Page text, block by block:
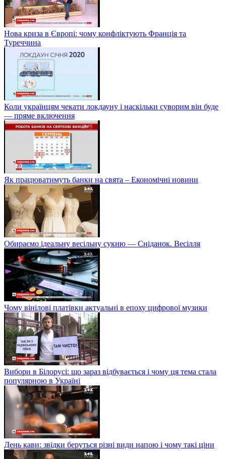
Нова криза в Європі: чому конфліктують Франція та
Туреччина
Коли українцям чекати локдауну і наскільки суворим він буде
— пряме включення
Як працюватимуть банки на свята – Економічні новини
Обираємо ідеальну весільну сукню — Сніданок. Весілля
Чому вінілові платівки актуальні в епоху цифрової музики
Вибори в Білорусі: що зараз відбувається і чому ця тема стала
популярною в Україні
День кави: звідки беруться різні види напою і чому такі ціни